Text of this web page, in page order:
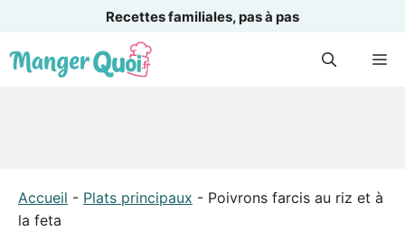
Recettes familiales, pas à pas
au
Accueil - Plats principaux - Poivrons farcis au riz et à
la feta